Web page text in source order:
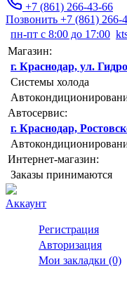
+7 (861) 266-43-66
Позвонить +7 (861) 266-
пн-пт с 8:00 до 17:00
Магазин:
г. Краснодар, ул.
Системы холода
Автосервис:
г. Краснодар,
Интернет-магазин:
Заказы принимаются
Аккаунт
Регистрация
Авторизация
Мои закладки (0)